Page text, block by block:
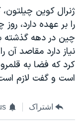
ژنرال کوین
را بر عهده دارد،
چین در دهه گذشته
نیاز دارد مقاصد آن
کرد که فضا به
است و گفت لازم
اشتراک